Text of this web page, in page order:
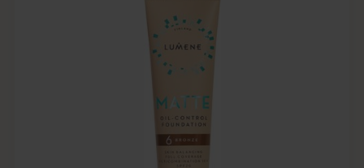
Lista: . Innehåller 2 objekt.